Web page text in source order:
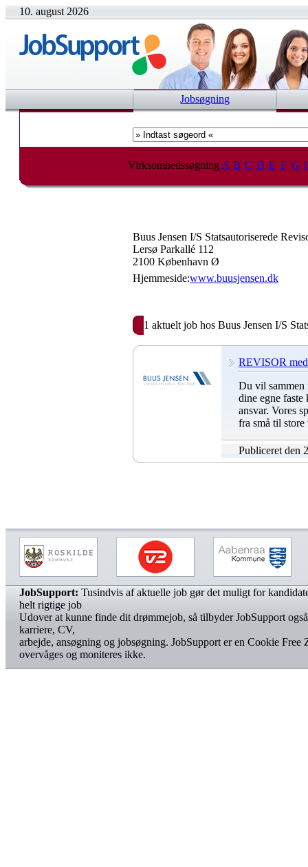
10. august 2026
Jobsøgning
Virksomhedssøgning A B C D E F G
Buus Jensen I/S Statsautoriserede
Lersø Parkallé 112
2100 København Ø
Hjemmeside:www.buusjensen.dk
1 aktuelt job hos Buus Jensen I/S
REVISOR
Du vil sammen
dine egne
ansvar. Vores
fra små til
Publiceret den
JobSupport: Tusindvis af aktuelle job gør det muligt for
helt rigtige job
Udover at kunne finde dit drømmejob, så tilbyder JobSupport
karriere, CV,
arbejde, ansøgning og jobsøgning. JobSupport er en Cookie Free
overvåges og moniteres ikke.